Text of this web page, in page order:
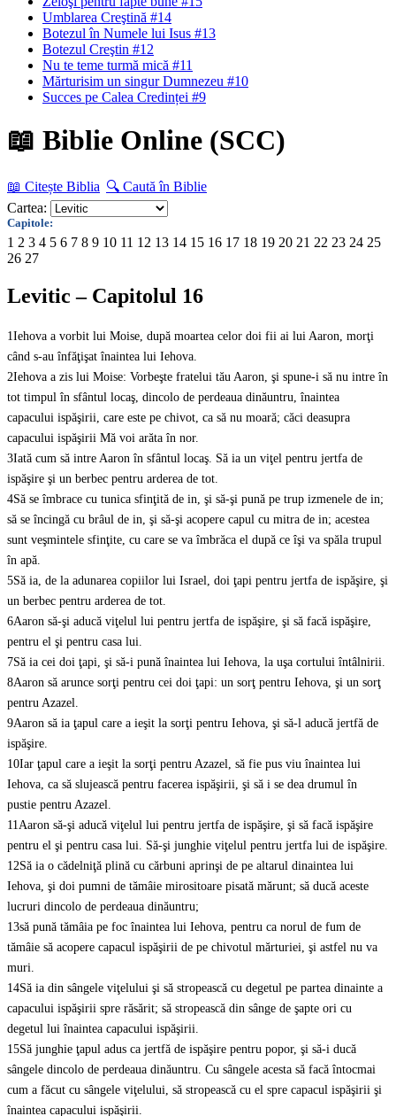
Umblarea Creştină #14
Botezul în Numele lui Isus #13
Botezul Creştin #12
Nu te teme turmă mică #11
Mărturisim un singur Dumnezeu #10
Succes pe Calea Credinței #9
📖 Biblie Online (SCC)
📖 Citește Biblia 🔍 Caută în Biblie
Cartea:
Capitole:
1 2 3 4 5 6 7 8 9 10 11 12 13 14 15 16 17 18 19 20 21 22 23 24 25
26 27
Levitic – Capitolul 16
1Iehova a vorbit lui Moise, după moartea celor doi fii ai lui Aaron, morţi
când s-au înfăţişat înaintea lui Iehova.
2Iehova a zis lui Moise: Vorbeşte fratelui tău Aaron, şi spune-i să nu intre în
tot timpul în sfântul locaş, dincolo de perdeaua dinăuntru, înaintea
capacului ispăşirii, care este pe chivot, ca să nu moară; căci deasupra
capacului ispăşirii Mă voi arăta în nor.
3Iată cum să intre Aaron în sfântul locaş. Să ia un viţel pentru jertfa de
ispăşire şi un berbec pentru arderea de tot.
4Să se îmbrace cu tunica sfinţită de in, şi să-şi pună pe trup izmenele de in;
să se încingă cu brâul de in, şi să-şi acopere capul cu mitra de in; acestea
sunt veşmintele sfinţite, cu care se va îmbrăca el după ce îşi va spăla trupul
în apă.
5Să ia, de la adunarea copiilor lui Israel, doi ţapi pentru jertfa de ispăşire, şi
un berbec pentru arderea de tot.
6Aaron să-şi aducă viţelul lui pentru jertfa de ispăşire, şi să facă ispăşire,
pentru el şi pentru casa lui.
7Să ia cei doi ţapi, şi să-i pună înaintea lui Iehova, la uşa cortului întâlnirii.
8Aaron să arunce sorţi pentru cei doi ţapi: un sorţ pentru Iehova, şi un sorţ
pentru Azazel.
9Aaron să ia ţapul care a ieşit la sorţi pentru Iehova, şi să-l aducă jertfă de
ispăşire.
10Iar ţapul care a ieşit la sorţi pentru Azazel, să fie pus viu înaintea lui
Iehova, ca să slujească pentru facerea ispăşirii, şi să i se dea drumul în
pustie pentru Azazel.
11 Aaron să-şi aducă viţelul lui pentru jertfa de ispăşire, şi să facă ispăşire
pentru el şi pentru casa lui. Să-şi junghie viţelul pentru jertfa lui de ispăşire.
12Să ia o cădelniţă plină cu cărbuni aprinşi de pe altarul dinaintea lui
Iehova, şi doi pumni de tămâie mirositoare pisată mărunt; să ducă aceste
lucruri dincolo de perdeaua dinăuntru;
13să pună tămâia pe foc înaintea lui Iehova, pentru ca norul de fum de
tămâie să acopere capacul ispăşirii de pe chivotul mărturiei, şi astfel nu va
muri.
14Să ia din sângele viţelului şi să stropească cu degetul pe partea dinainte a
capacului ispăşirii spre răsărit; să stropească din sânge de şapte ori cu
degetul lui înaintea capacului ispăşirii.
15Să junghie ţapul adus ca jertfă de ispăşire pentru popor, şi să-i ducă
sângele dincolo de perdeaua dinăuntru. Cu sângele acesta să facă întocmai
cum a făcut cu sângele viţelului, să stropească cu el spre capacul ispăşirii şi
înaintea capacului ispăşirii.